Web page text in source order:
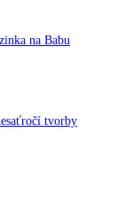
na Babu
tvorby